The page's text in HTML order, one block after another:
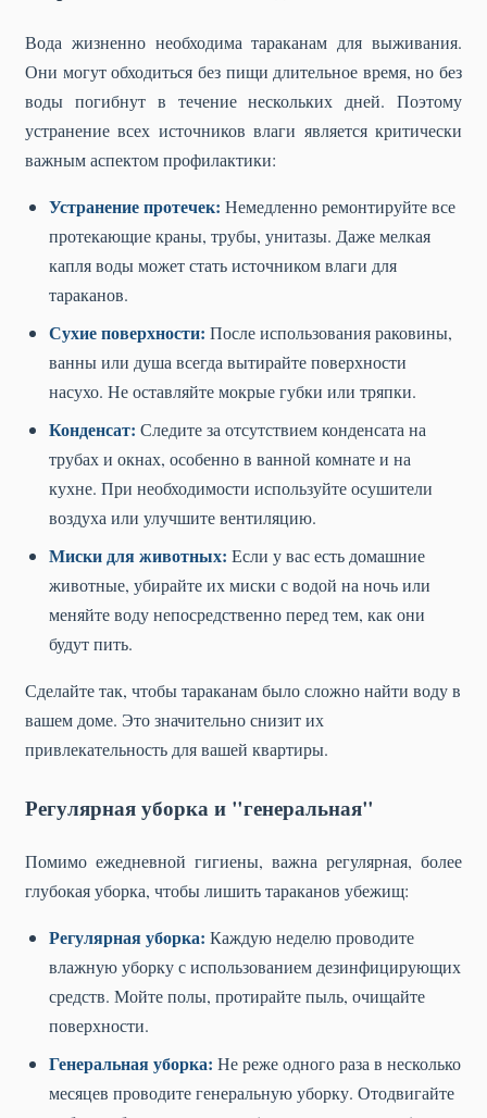
Вода жизненно необходима тараканам для выживания.
Они могут обходиться без пищи длительное время, но без
воды погибнут в течение нескольких дней. Поэтому
устранение всех источников влаги является критически
важным аспектом профилактики:
Устранение протечек: Немедленно ремонтируйте все
протекающие краны, трубы, унитазы. Даже мелкая
капля воды может стать источником влаги для
тараканов.
Сухие поверхности: После использования раковины,
ванны или душа всегда вытирайте поверхности
насухо. Не оставляйте мокрые губки или тряпки.
Конденсат: Следите за отсутствием конденсата на
трубах и окнах, особенно в ванной комнате и на
кухне. При необходимости используйте осушители
воздуха или улучшите вентиляцию.
Миски для животных: Если у вас есть домашние
животные, убирайте их миски с водой на ночь или
меняйте воду непосредственно перед тем, как они
будут пить.
Сделайте так, чтобы тараканам было сложно найти воду в
вашем доме. Это значительно снизит их
привлекательность для вашей квартиры.
Регулярная уборка и "генеральная"
Помимо ежедневной гигиены, важна регулярная, более
глубокая уборка, чтобы лишить тараканов убежищ:
Регулярная уборка: Каждую неделю проводите
влажную уборку с использованием дезинфицирующих
средств. Мойте полы, протирайте пыль, очищайте
поверхности.
Генеральная уборка: Не реже одного раза в несколько
месяцев проводите генеральную уборку. Отодвигайте